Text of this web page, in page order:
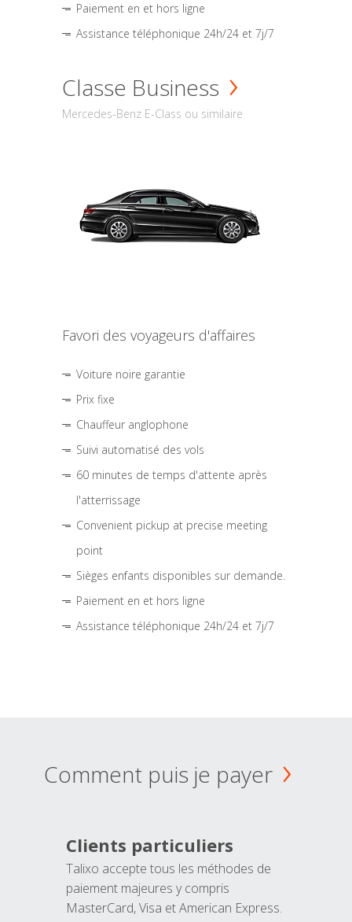
Paiement en et hors ligne
Assistance téléphonique 24h/24 et 7j/7
Classe Business
Mercedes-Benz E-Class ou similaire
Favori des voyageurs d'affaires
Voiture noire garantie
Prix fixe
Chauffeur anglophone
Suivi automatisé des vols
60 minutes de temps d'attente après
l'atterrissage
Convenient pickup at precise meeting
point
Sièges enfants disponibles sur demande.
Paiement en et hors ligne
Assistance téléphonique 24h/24 et 7j/7
Comment puis je payer
Clients particuliers
Talixo accepte tous les méthodes de
paiement majeures y compris
MasterCard, Visa et American Express.